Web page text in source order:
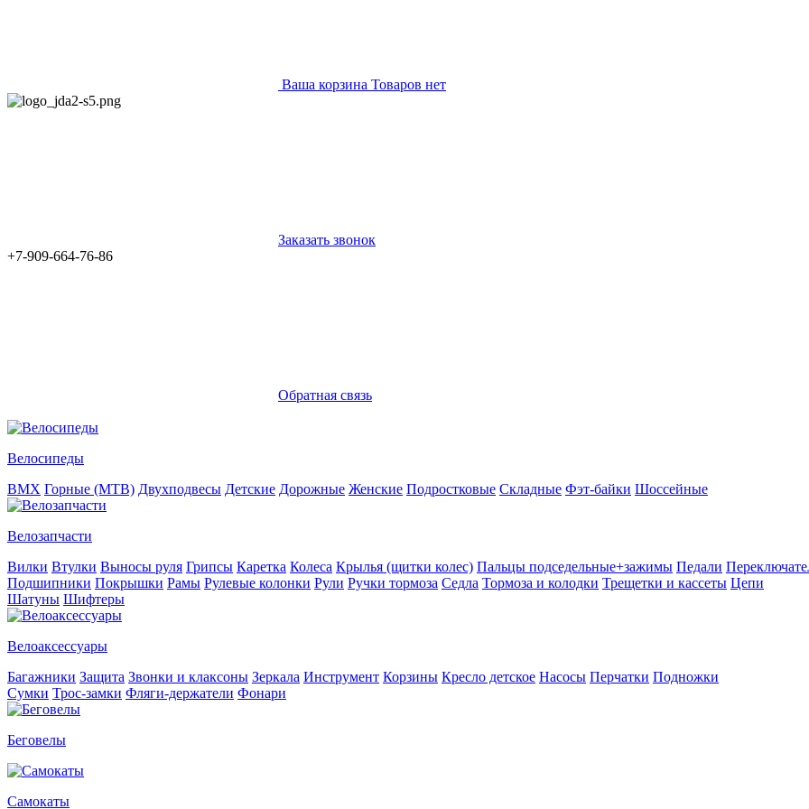
Ваша корзина Товаров нет
Заказать звонок
+7-909-664-76-86
Обратная связь
Велосипеды
BMX Горные (MTB) Двухподвесы Детские Дорожные Женские Подростковые Складные Фэт-байки Шоссейные
Велозапчасти
Вилки Втулки Выносы руля Грипсы Каретка Колеса Крылья (щитки колес) Пальцы подседельные+зажимы Педали
Подшипники Покрышки Рамы Рулевые колонки Рули Ручки тормоза Седла Тормоза и колодки Трещетки и кассеты Цепи
Шатуны Шифтеры
Велоаксессуары
Багажники Защита Звонки и клаксоны Зеркала Инструмент Корзины Кресло детское Насосы Перчатки Подножки
Сумки Трос-замки Фляги-держатели Фонари
Беговелы
Самокаты